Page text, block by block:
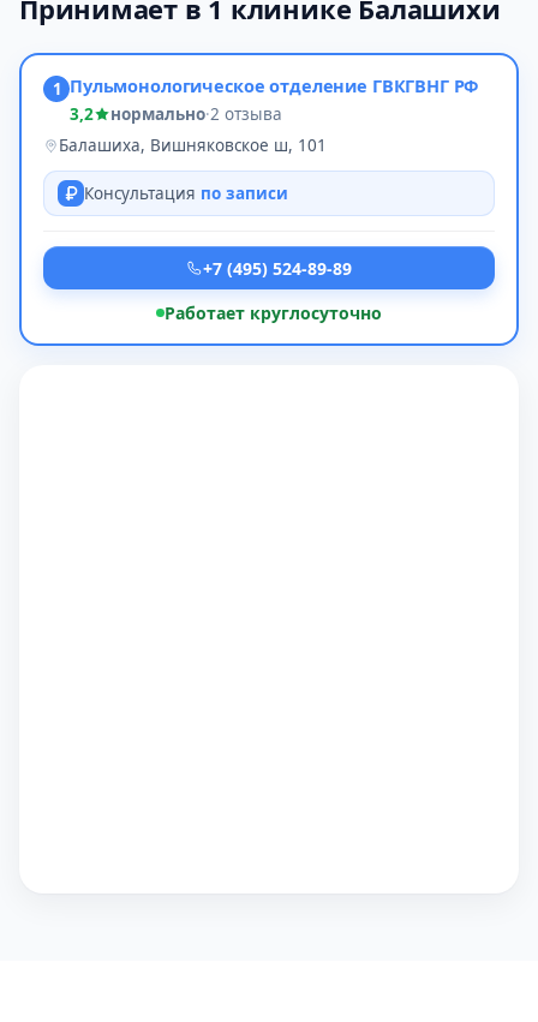
Принимает в 1 клинике Балашихи
1 Пульмонологическое отделение ГВКГВНГ РФ
3,2 нормально·2 отзыва
Балашиха, Вишняковское ш, 101
Консультация по записи
+7 (495) 524-89-89
Работает круглосуточно